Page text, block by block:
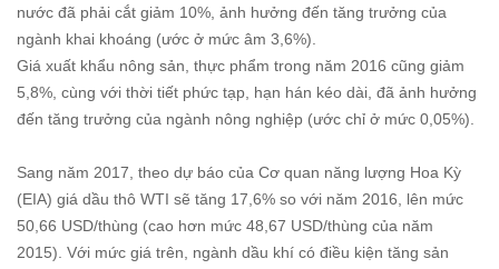
nước đã phải cắt giảm 10%, ảnh hưởng đến tăng trưởng của
ngành khai khoáng (ước ở mức âm 3,6%).
Giá xuất khẩu nông sản, thực phẩm trong năm 2016 cũng giảm
5,8%, cùng với thời tiết phức tạp, hạn hán kéo dài, đã ảnh hưởng
đến tăng trưởng của ngành nông nghiệp (ước chỉ ở mức 0,05%).
Sang năm 2017, theo dự báo của Cơ quan năng lượng Hoa Kỳ
(EIA) giá dầu thô WTI sẽ tăng 17,6% so với năm 2016, lên mức
50,66 USD/thùng (cao hơn mức 48,67 USD/thùng của năm
2015). Với mức giá trên, ngành dầu khí có điều kiện tăng sản